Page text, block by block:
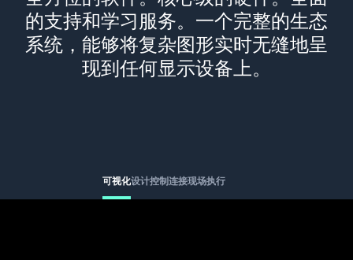
的支持和学习服务。一个完整的生态
系统，能够将复杂图形实时无缝地呈
现到任何显示设备上。
可视化设计控制连接现场执行